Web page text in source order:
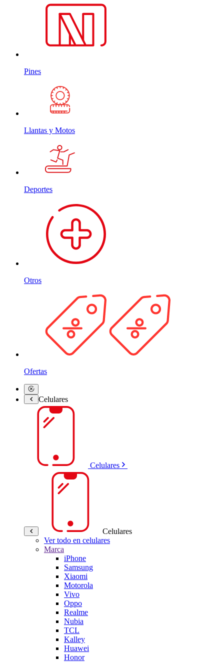
Pines
Llantas y Motos
Deportes
Otros
Ofertas
Celulares
Celulares
Celulares
Ver todo en celulares
Marca
iPhone
Samsung
Xiaomi
Motorola
Vivo
Oppo
Realme
Nubia
TCL
Kalley
Huawei
Honor